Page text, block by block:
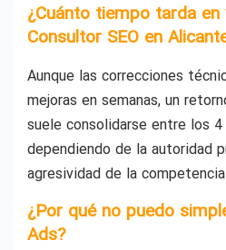
¿Cuánto tiempo tarda en
Consultor SEO en
Aunque las correcciones
mejoras en semanas, un
suele consolidarse entre los
dependiendo de la autoridad
agresividad de la
¿Por qué no puedo
Ads?